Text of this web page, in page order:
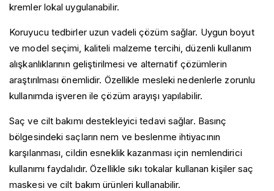
kremler lokal uygulanabilir.
Koruyucu tedbirler uzun vadeli çözüm sağlar. Uygun boyut
ve model seçimi, kaliteli malzeme tercihi, düzenli kullanım
alışkanlıklarının geliştirilmesi ve alternatif çözümlerin
araştırılması önemlidir. Özellikle mesleki nedenlerle zorunlu
kullanımda işveren ile çözüm arayışı yapılabilir.
Saç ve cilt bakımı destekleyici tedavi sağlar. Basınç
bölgesindeki saçların nem ve beslenme ihtiyacının
karşılanması, cildin esneklik kazanması için nemlendirici
kullanımı faydalıdır. Özellikle sıkı tokalar kullanan kişiler saç
maskesi ve cilt bakım ürünleri kullanabilir.